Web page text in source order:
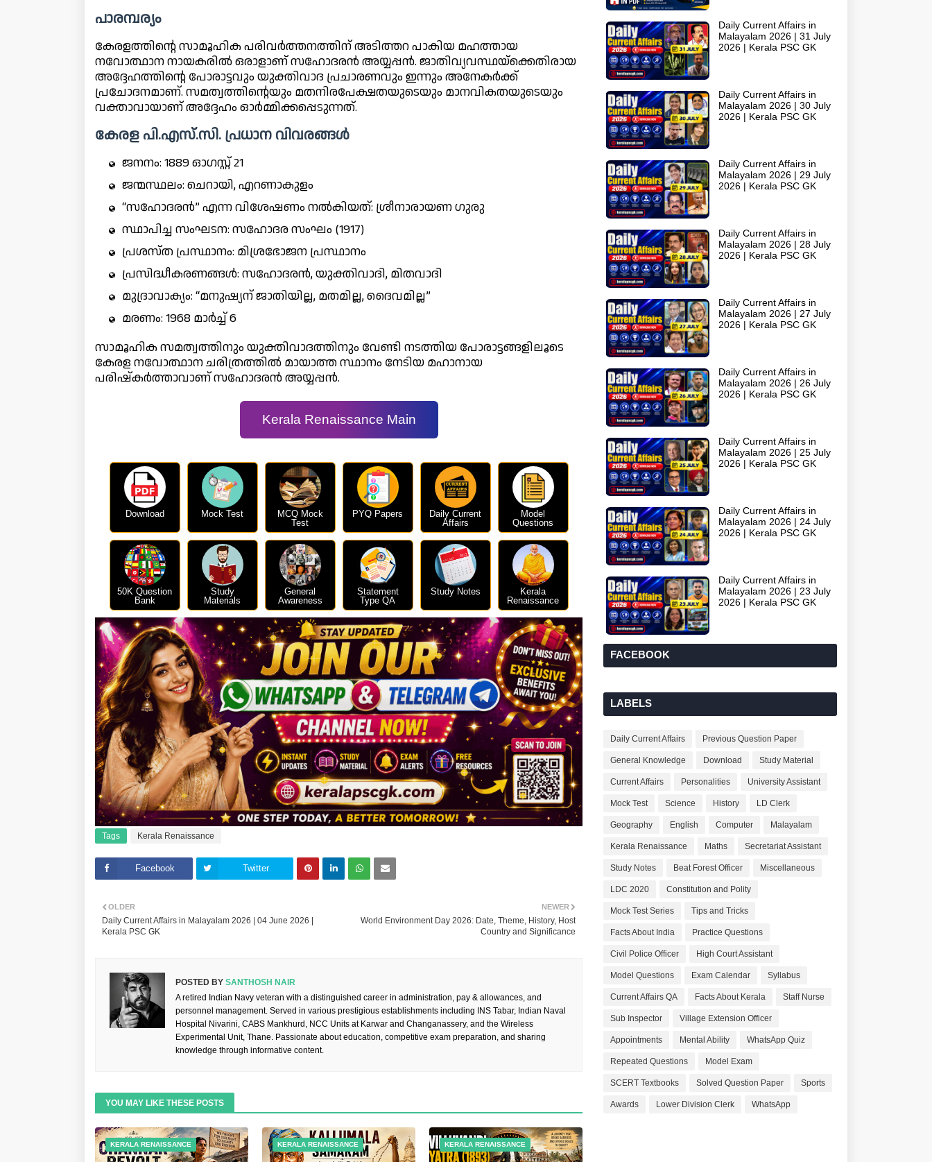
പാരമ്പര്യം
കേരളത്തിന്റെ സാമൂഹിക പരിവർത്തനത്തിന് അടിത്തറ പാകിയ മഹത്തായ
നവോത്ഥാന നായകരിൽ ഒരാളാണ് സഹോദരൻ അയ്യപ്പൻ. ജാതിവ്യവസ്ഥയ്ക്കെതിരായ
അദ്ദേഹത്തിന്റെ പോരാട്ടവും യുക്തിവാദ പ്രചാരണവും ഇന്നും അനേകർക്ക്
പ്രചോദനമാണ്. സമത്വത്തിന്റെയും മതനിരപേക്ഷതയുടെയും മാനവികതയുടെയും
വക്താവായാണ് അദ്ദേഹം ഓർമ്മിക്കപ്പെടുന്നത്.
കേരള പി.എസ്.സി. പ്രധാന വിവരങ്ങൾ
ജനനം: 1889 ഓഗസ്റ്റ് 21
ജന്മസ്ഥലം: ചെറായി, എറണാകുളം
“സഹോദരൻ” എന്ന വിശേഷണം നൽകിയത്: ശ്രീനാരായണ ഗുരു
സ്ഥാപിച്ച സംഘടന: സഹോദര സംഘം (1917)
പ്രശസ്ത പ്രസ്ഥാനം: മിശ്രഭോജന പ്രസ്ഥാനം
പ്രസിദ്ധീകരണങ്ങൾ: സഹോദരൻ, യുക്തിവാദി, മിതവാദി
മുദ്രാവാക്യം: “മനുഷ്യന് ജാതിയില്ല, മതമില്ല, ദൈവമില്ല”
മരണം: 1968 മാർച്ച് 6
സാമൂഹിക സമത്വത്തിനും യുക്തിവാദത്തിനും വേണ്ടി നടത്തിയ പോരാട്ടങ്ങളിലൂടെ
കേരള നവോത്ഥാന ചരിത്രത്തിൽ മായാത്ത സ്ഥാനം നേടിയ മഹാനായ
പരിഷ്‌കർത്താവാണ് സഹോദരൻ അയ്യപ്പൻ.
Kerala Renaissance Main
Download Mock Test
MCQ Mock
Test
PYQ Papers
Daily Current
Affairs
Model
Questions
50K Question
Bank
Study
Materials
General
Awareness
Statement
Type QA
Study Notes
Kerala
Renaissance
Tags Kerala Renaissance
Facebook Twitter
NEWER
World Environment Day 2026: Date, Theme, History, Host
Country and Significance
OLDER
Daily Current Affairs in Malayalam 2026 | 04 June 2026 |
Kerala PSC GK
POSTED BY SANTHOSH NAIR
A retired Indian Navy veteran with a distinguished career in administration, pay & allowances, and
personnel management. Served in various prestigious establishments including INS Tabar, Indian Naval
Hospital Nivarini, CABS Mankhurd, NCC Units at Karwar and Changanassery, and the Wireless
Experimental Unit, Thane. Passionate about education, competitive exam preparation, and sharing
knowledge through informative content.
YOU MAY LIKE THESE POSTS
KERALA RENAISSANCE KERALA RENAISSANCE KERALA RENAISSANCE
Daily Current Affairs in
Malayalam 2026 | 31 July
2026 | Kerala PSC GK
Daily Current Affairs in
Malayalam 2026 | 30 July
2026 | Kerala PSC GK
Daily Current Affairs in
Malayalam 2026 | 29 July
2026 | Kerala PSC GK
Daily Current Affairs in
Malayalam 2026 | 28 July
2026 | Kerala PSC GK
Daily Current Affairs in
Malayalam 2026 | 27 July
2026 | Kerala PSC GK
Daily Current Affairs in
Malayalam 2026 | 26 July
2026 | Kerala PSC GK
Daily Current Affairs in
Malayalam 2026 | 25 July
2026 | Kerala PSC GK
Daily Current Affairs in
Malayalam 2026 | 24 July
2026 | Kerala PSC GK
Daily Current Affairs in
Malayalam 2026 | 23 July
2026 | Kerala PSC GK
FACEBOOK
LABELS
Daily Current Affairs Previous Question Paper
General Knowledge Download Study Material
Current Affairs Personalities University Assistant
Mock Test Science History LD Clerk
Geography English Computer Malayalam
Kerala Renaissance Maths Secretariat Assistant
Study Notes Beat Forest Officer Miscellaneous
LDC 2020 Constitution and Polity
Mock Test Series Tips and Tricks
Facts About India Practice Questions
Civil Police Officer High Court Assistant
Model Questions Exam Calendar Syllabus
Current Affairs QA Facts About Kerala Staff Nurse
Sub Inspector Village Extension Officer
Appointments Mental Ability WhatsApp Quiz
Repeated Questions Model Exam
SCERT Textbooks Solved Question Paper Sports
Awards Lower Division Clerk WhatsApp